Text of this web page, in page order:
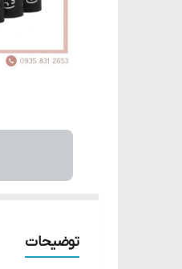
توضیحات